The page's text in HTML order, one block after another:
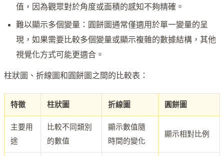
值，因為觀眾對於角度或面積的感知不夠精確。
難以顯示多個變量：圓餅圖通常僅適用於單一變量的呈
現，如果需要比較多個變量或顯示複雜的數據結構，其他
視覺化方式可能更適合。
柱狀圖、折線圖和圓餅圖之間的比較表：
特徵 柱狀圖 折線圖 圓餅圖
主要用
途
比較不同類別
的數值
顯示數值隨
時間的變化
顯示相對比例